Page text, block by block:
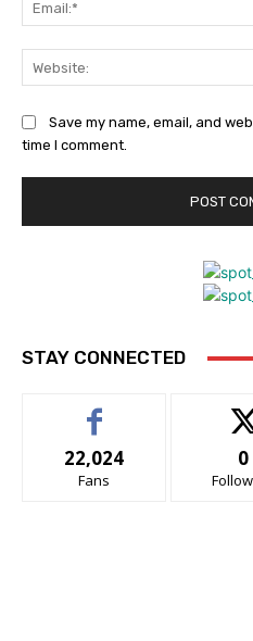
Save my name, email, and
time I comment.
STAY CONNECTED
22,024
Fans
0